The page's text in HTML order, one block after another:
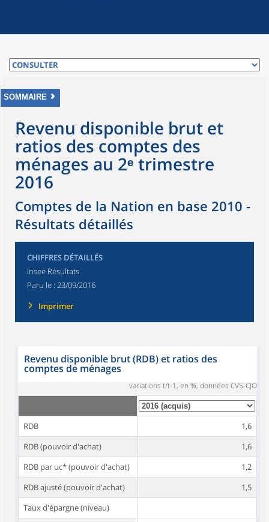
SOMMAIRE
Revenu disponible brut et
ratios des comptes des
ménages au 2ᵉ trimestre
2016
Comptes de la Nation en base 2010 -
Résultats détaillés
CHIFFRES DÉTAILLÉS
Insee Résultats
Paru le : 23/09/2016
Imprimer
Revenu disponible brut (RDB) et ratios des
comptes de ménages
variations t/t-1, en %, données CVS-CJO
RDB
1,6
RDB (pouvoir d'achat)
1,6
RDB par uc* (pouvoir d'achat)
1,2
RDB ajusté (pouvoir d'achat)
1,5
Taux d'épargne (niveau)